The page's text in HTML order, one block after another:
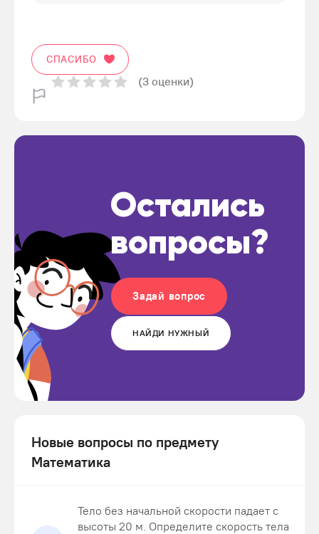
СПАСИБО
(3 оценки)
Остались
вопросы?
Задай вопрос
НАЙДИ НУЖНЫЙ
Новые вопросы по предмету
Математика
Тело без начальной скорости падает с
высоты 20 м. Определите скорость тела